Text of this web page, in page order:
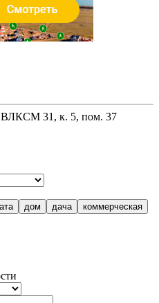
ВЛКСМ 31, к. 5, пом. 37
дом дача
коммерческая